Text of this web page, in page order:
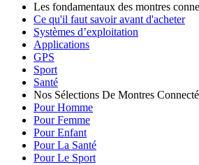
Les fondamentaux des montres
Ce qu'il faut savoir avant d'acheter
Systèmes d’exploitation
Applications
GPS
Sport
Santé
Nos Sélections De Montres
Pour Homme
Pour Femme
Pour Enfant
Pour La Santé
Pour Le Sport